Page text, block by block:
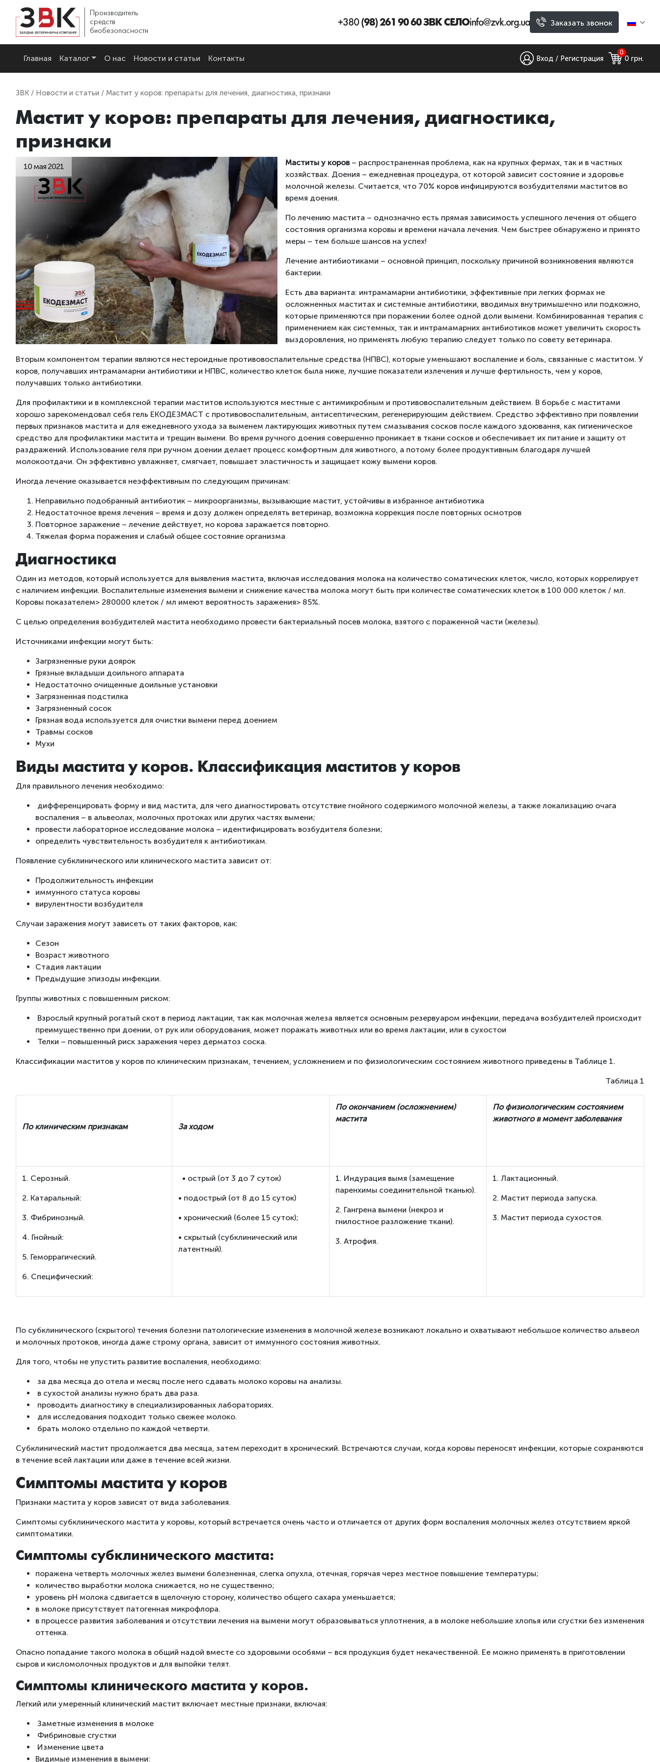
Производитель
средств
биобезопасности
+380(98) 261 90 60 ЗВК СЕЛОinfo@zvk.org.ua Заказать звонок
Главная Каталог О нас Новости и статьи Контакты Вход / Регистрация
0
0 грн.
ЗВК / Новости и статьи / Мастит у коров: препараты для лечения, диагностика, признаки
Мастит у коров: препараты для лечения, диагностика,
признаки
10 мая 2021 Маститы у коров– распространенная проблема, как на крупных фермах, так и в частных
хозяйствах. Доения – ежедневная процедура, от которой зависит состояние и здоровье
молочной железы. Считается, что 70% коров инфицируются возбудителями маститов во
время доения.
По лечению мастита – однозначно есть прямая зависимость успешного лечения от общего
состояния организма коровы и времени начала лечения. Чем быстрее обнаружено и принято
меры – тем больше шансов на успех!
Лечение антибиотиками – основной принцип, поскольку причиной возникновения являются
бактерии.
Есть два варианта: интрамамарни антибиотики, эффективные при легких формах не
осложненных маститах и ​​системные антибиотики, вводимых внутримышечно или подкожно,
которые применяются при поражении более одной доли вымени. Комбинированная терапия с
применением как системных, так и интрамамарних антибиотиков может увеличить скорость
выздоровления, но применять любую терапию следует только по совету ветеринара.
Вторым компонентом терапии являются нестероидные противовоспалительные средства (НПВС), которые уменьшают воспаление и боль, связанные с маститом. У
коров, получавших интрамамарни антибиотики и НПВС, количество клеток была ниже, лучшие показатели излечения и лучше фертильность, чем у коров,
получавших только антибиотики.
Для профилактики и в комплексной терапии маститов используются местные с антимикробным и противовоспалительным действием. В борьбе с маститами
хорошо зарекомендовал себя гель ЕКОДЕЗМАСТ с противовоспалительным, антисептическим, регенерирующим действием. Средство эффективно при появлении
первых признаков мастита и для ежедневного ухода за выменем лактирующих животных путем смазывания сосков после каждого здоювання, как гигиеническое
средство для профилактики мастита и трещин вымени. Во время ручного доения совершенно проникает в ткани сосков и обеспечивает их питание и защиту от
раздражений. Использование геля при ручном доении делает процесс комфортным для животного, а потому более продуктивным благодаря лучшей
молокоотдачи. Он эффективно увлажняет, смягчает, повышает эластичность и защищает кожу вымени коров.
Иногда лечение оказывается неэффективным по следующим причинам:
Неправильно подобранный антибиотик – микроорганизмы, вызывающие мастит, устойчивы в избранное антибиотика
Недостаточное время лечения – время и дозу должен определять ветеринар, возможна коррекция после повторных осмотров
Повторное заражение – лечение действует, но корова заражается повторно.
Тяжелая форма поражения и слабый общее состояние организма
Диагностика
Один из методов, который используется для выявления мастита, включая исследования молока на количество соматических клеток, число, которых коррелирует
с наличием инфекции. Воспалительные изменения вымени и снижение качества молока могут быть при количестве соматических клеток в 100 000 клеток / мл.
Коровы показателем> 280000 клеток / мл имеют вероятность заражения> 85%.
С целью определения возбудителей мастита необходимо провести бактериальный посев молока, взятого с пораженной части (железы).
Источниками инфекции могут быть:
Загрязненные руки доярок
Грязные вкладыши доильного аппарата
Недостаточно очищенные доильные установки
Загрязненная подстилка
Загрязненный сосок
Грязная вода используется для очистки вымени перед доением
Травмы сосков
Мухи
Виды мастита у коров. Классификация маститов у коров
Для правильного лечения необходимо:
дифференцировать форму и вид мастита, для чего диагностировать отсутствие гнойного содержимого молочной железы, а также локализацию очага
воспаления – в альвеолах, молочных протоках или других частях вымени;
провести лабораторное исследование молока – идентифицировать возбудителя болезни;
определить чувствительность возбудителя к антибиотикам.
Появление субклинического или клинического мастита зависит от:
Продолжительность инфекции
иммунного статуса коровы
вирулентности возбудителя
Случаи заражения могут зависеть от таких факторов, как:
Сезон
Возраст животного
Стадия лактации
Предыдущие эпизоды инфекции.
Группы животных с повышенным риском:
Взрослый крупный рогатый скот в период лактации, так как молочная железа является основным резервуаром инфекции, передача возбудителей происходит
преимущественно при доении, от рук или оборудования, может поражать животных или во время лактации, или в сухостои
Телки – повышенный риск заражения через дерматоз соска.
Классификации маститов у коров по клиническим признакам, течением, усложнением и по физиологическим состоянием животного приведены в Таблице 1.
Таблица 1
По клиническим признакам За ходом
По окончанием (осложнением)
мастита
По физиологическим состоянием
животного в момент заболевания
1. Серозный.
2. Катаральный:
3. Фибринозный.
4. Гнойный:
5. Геморрагический.
6. Специфический:
• острый (от 3 до 7 суток)
• подострый (от 8 до 15 суток)
• хронический (более 15 суток);
• скрытый (субклинический или
латентный).
1. Индурация вымя (замещение
паренхимы соединительной тканью).
2. Гангрена вымени (некроз и
гнилостное разложение ткани).
3. Атрофия.
1. Лактационный.
2. Мастит периода запуска.
3. Мастит периода сухостоя.
По субклинического (скрытого) течения болезни патологические изменения в молочной железе возникают локально и охватывают небольшое количество альвеол
и молочных протоков, иногда даже строму органа, зависит от иммунного состояния животных.
Для того, чтобы не упустить развитие воспаления, необходимо:
за два месяца до отела и месяц после него сдавать молоко коровы на анализы.
в сухостой анализы нужно брать два раза.
проводить диагностику в специализированных лабораториях.
для исследования подходит только свежее молоко.
брать молоко отдельно по каждой четверти.
Субклинический мастит продолжается два месяца, затем переходит в хронический. Встречаются случаи, когда коровы переносят инфекции, которые сохраняются
в течение всей лактации или даже в течение всей жизни.
Симптомы мастита у коров
Признаки мастита у коров зависят от вида заболевания.
Симптомы субклинического мастита у коровы, который встречается очень часто и отличается от других форм воспаления молочных желез отсутствием яркой
симптоматики.
Симптомы субклинического мастита:
поражена четверть молочных желез вымени болезненная, слегка опухла, отечная, горячая через местное повышение температуры;
количество выработки молока снижается, но не существенно;
уровень рН молока сдвигается в щелочную сторону, количество общего сахара уменьшается;
в молоке присутствует патогенная микрофлора.
в процессе развития заболевания и отсутствии лечения на вымени могут образовываться уплотнения, а в молоке небольшие хлопья или сгустки без изменения
оттенка.
Опасно попадание такого молока в общий надой вместе со здоровыми особями – вся продукция будет некачественной. Ее можно применять в приготовлении
сыров и кисломолочных продуктов и для выпойки телят.
Симптомы клинического мастита у коров.
Легкий или умеренный клинический мастит включает местные признаки, включая:
Заметные изменения в молоке
Фибриновые сгустки
Изменение цвета
Видимые изменения в вымени: